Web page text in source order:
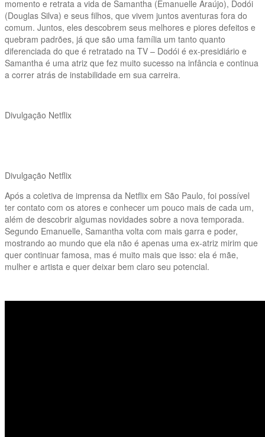
momento e retrata a vida de Samantha (Emanuelle Araújo), Dodói
(Douglas Silva) e seus filhos, que vivem juntos aventuras fora do
comum. Juntos, eles descobrem seus melhores e piores defeitos e
quebram padrões, já que são uma família um tanto quanto
diferenciada do que é retratado na TV – Dodói é ex-presidiário e
Samantha é uma atriz que fez muito sucesso na infância e continua
a correr atrás de instabilidade em sua carreira.
Divulgação Netflix
Divulgação Netflix
Após a coletiva de imprensa da Netflix em São Paulo, foi possível
ter contato com os atores e conhecer um pouco mais de cada um,
além de descobrir algumas novidades sobre a nova temporada.
Segundo Emanuelle, Samantha volta com mais garra e poder,
mostrando ao mundo que ela não é apenas uma ex-atriz mirim que
quer continuar famosa, mas é muito mais que isso: ela é mãe,
mulher e artista e quer deixar bem claro seu potencial.